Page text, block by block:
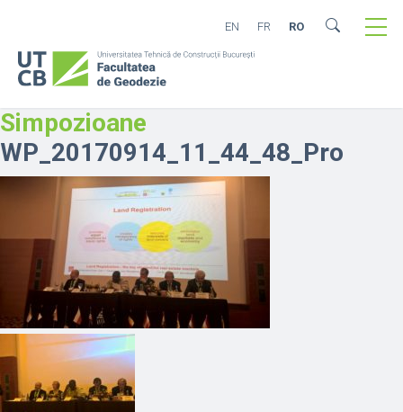
EN FR RO
Simpozioane
WP_20170914_11_44_48_Pro